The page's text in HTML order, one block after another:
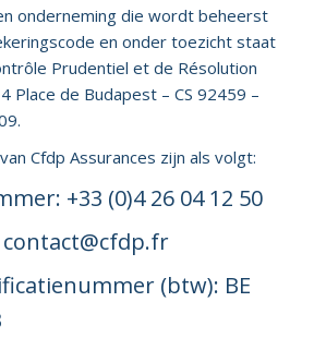
onderneming die wordt beheerst
en onder toezicht staat
Prudentiel et de Résolution
Place de Budapest – CS 92459 –
Cfdp Assurances zijn als volgt:
+33 (0)4 26 04 12 50
contact@cfdp.fr
(btw): BE